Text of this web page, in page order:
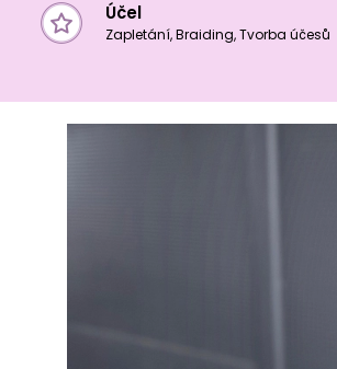
Účel
Zapletání, Braiding, Tvorba účesů